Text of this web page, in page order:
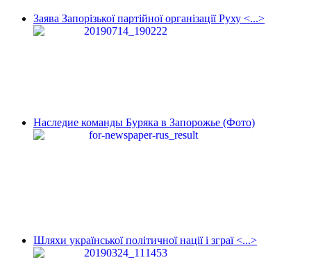
Заява Запорізької партійної організації Руху <...>
Наследие команды Буряка в Запорожье (Фото)
Шляхи української політичної нації і зграї <...>